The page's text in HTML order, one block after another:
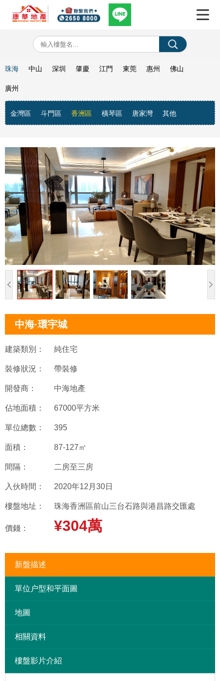
珠海
金灣區 斗門區 香洲區 橫琴區 唐家灣 其他
中山 深圳 肇慶 江門 東莞 惠州 佛山
廣州
中海·環宇城
建築類別： 純住宅
裝修狀況： 帶裝修
開發商： 中海地產
佔地面積： 67000平方米
單位總數： 395
面積： 87-127㎡
間隔： 二房至三房
入伙時間： 2020年12月30日
樓盤地址： 珠海香洲區前山三台石路與港昌路交匯處
價錢： ¥304萬
新盤描述
單位户型和平面圖
地圖
相關資料
樓盤影片介紹